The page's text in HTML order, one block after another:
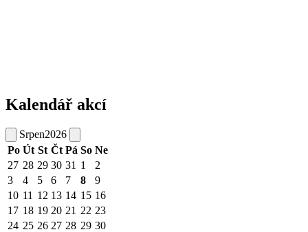
Kalendář akcí
Srpen2026
Po Út St Čt Pá So Ne
27 28 29 30 31 1
2
3
4 5 6 7 8
9
10 11 12 13 14 15 16
17 18 19 20 21 22 23
24 25 26 27 28 29 30